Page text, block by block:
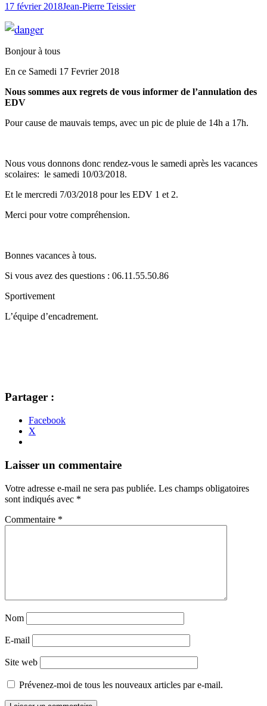
17 février 2018Jean-Pierre Teissier
Bonjour à tous
En ce Samedi 17 Fevrier 2018
Nous sommes aux regrets de vous informer de l’annulation des
EDV
Pour cause de mauvais temps, avec un pic de pluie de 14h a 17h.
Nous vous donnons donc rendez-vous le samedi après les vacances
scolaires: le samedi 10/03/2018.
Et le mercredi 7/03/2018 pour les EDV 1 et 2.
Merci pour votre compréhension.
Bonnes vacances à tous.
Si vous avez des questions : 06.11.55.50.86
Sportivement
L’équipe d’encadrement.
Partager :
Facebook
X
Navigation
articles
←
→
Laisser un commentaire
Votre adresse e-mail ne sera pas publiée. Les champs obligatoires
sont indiqués avec *
Commentaire *
Nom
E-mail
Site web
Prévenez-moi de tous les nouveaux articles par e-mail.